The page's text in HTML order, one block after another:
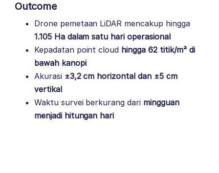
Outcome
Drone pemetaan LiDAR mencakup hingga
1.105 Ha dalam satu hari operasional
Kepadatan point cloud hingga 62 titik/m² di
bawah kanopi
Akurasi ±3,2 cm horizontal dan ±5 cm
vertikal
Waktu survei berkurang dari mingguan
menjadi hitungan hari